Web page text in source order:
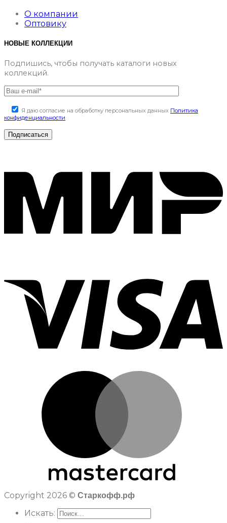
О компании
Оптовику
НОВЫЕ КОЛЛЕКЦИИ
Подпишись, чтобы получать каталоги новых
коллекций.
Я даю согласие на обработку персональных данных Политика
конфиденциальности
Copyright 2026 © Старкофф.рф
Искать: